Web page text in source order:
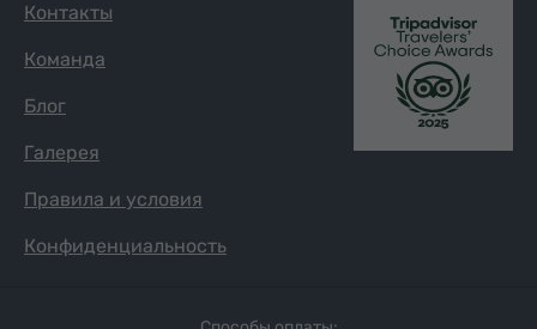
Контакты
Команда
Блог
Галерея
Правила и условия
Конфиденциальность